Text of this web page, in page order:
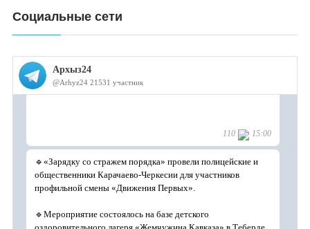
Социальные сети